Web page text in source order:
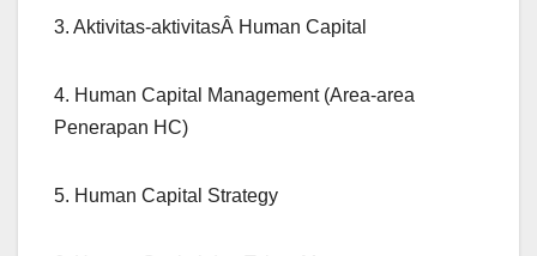
3. Aktivitas-aktivitasÂ Human Capital
4. Human Capital Management (Area-area
Penerapan HC)
5. Human Capital Strategy